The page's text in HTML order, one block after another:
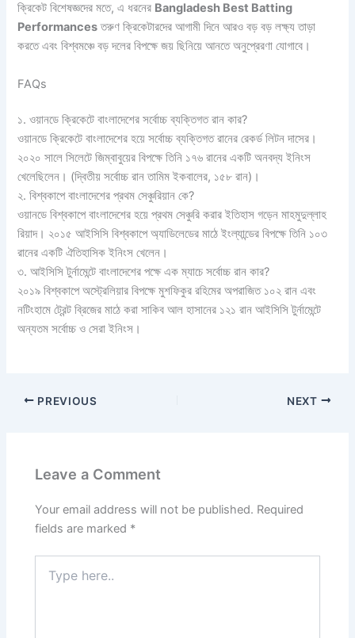
ক্রিকেট বিশেষজ্ঞদের মতে, এ ধরনের Bangladesh Best Batting
Performancesতরুণ ক্রিকেটারদের আগামী দিনে আরও বড় বড় লক্ষ্য তাড়া
করতে এবং বিশ্বমঞ্চে বড় দলের বিপক্ষে জয় ছিনিয়ে আনতে অনুপ্রেরণা যোগাবে।
FAQs
১. ওয়ানডে ক্রিকেটে বাংলাদেশের সর্বোচ্চ ব্যক্তিগত রান কার?
ওয়ানডে ক্রিকেটে বাংলাদেশের হয়ে সর্বোচ্চ ব্যক্তিগত রানের রেকর্ড লিটন দাসের।
২০২০ সালে সিলেটে জিম্বাবুয়ের বিপক্ষে তিনি ১৭৬ রানের একটি অনবদ্য ইনিংস
খেলেছিলেন। (দ্বিতীয় সর্বোচ্চ রান তামিম ইকবালের, ১৫৮ রান)।
২. বিশ্বকাপে বাংলাদেশের প্রথম সেঞ্চুরিয়ান কে?
ওয়ানডে বিশ্বকাপে বাংলাদেশের হয়ে প্রথম সেঞ্চুরি করার ইতিহাস গড়েন মাহমুদুল্লাহ
রিয়াদ। ২০১৫ আইসিসি বিশ্বকাপে অ্যাডিলেডের মাঠে ইংল্যান্ডের বিপক্ষে তিনি ১০৩
রানের একটি ঐতিহাসিক ইনিংস খেলেন।
৩. আইসিসি টুর্নামেন্টে বাংলাদেশের পক্ষে এক ম্যাচে সর্বোচ্চ রান কার?
২০১৯ বিশ্বকাপে অস্ট্রেলিয়ার বিপক্ষে মুশফিকুর রহিমের অপরাজিত ১০২ রান এবং
নটিংহামে ট্রেন্ট ব্রিজের মাঠে করা সাকিব আল হাসানের ১২১ রান আইসিসি টুর্নামেন্টে
অন্যতম সর্বোচ্চ ও সেরা ইনিংস।
PREVIOUS NEXT
Leave a Comment
Your email address will not be published. Required
fields are marked *
here..